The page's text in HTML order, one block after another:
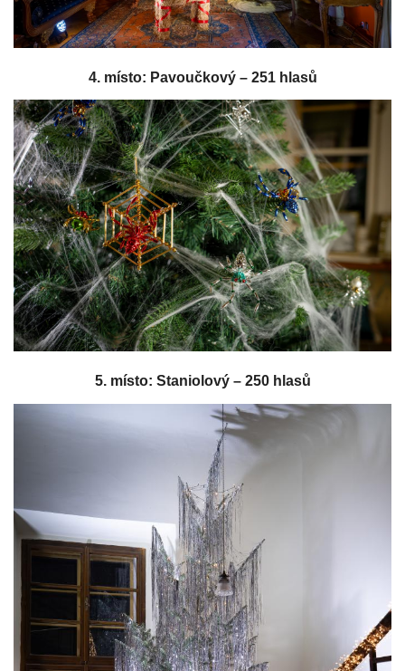
4. místo: Pavoučkový – 251 hlasů
5. místo: Staniolový – 250 hlasů